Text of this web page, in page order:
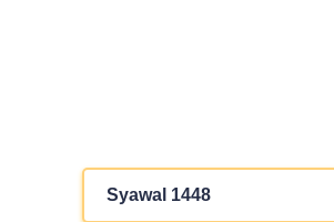
Syawal 1448